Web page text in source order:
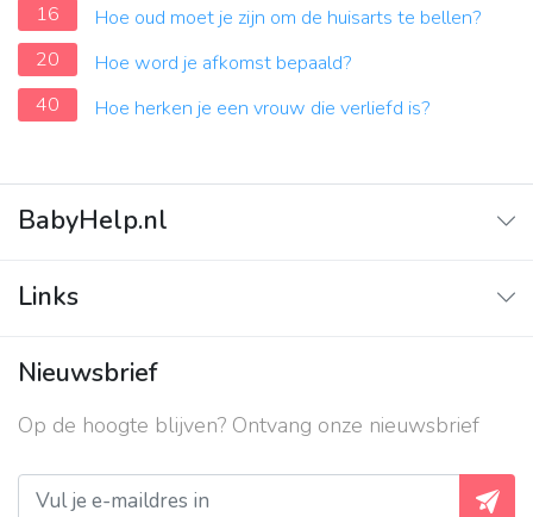
16
Hoe oud moet je zijn om de huisarts te bellen?
20
Hoe word je afkomst bepaald?
40
Hoe herken je een vrouw die verliefd is?
BabyHelp.nl
Vraag & Antwoord
Links
Contact
Over ons
Privacy beleid
Nieuwsbrief
Op de hoogte blijven? Ontvang onze nieuwsbrief